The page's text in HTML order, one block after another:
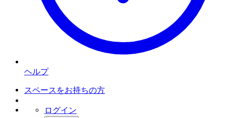
ヘルプ
スペースをお持ちの方
ログイン